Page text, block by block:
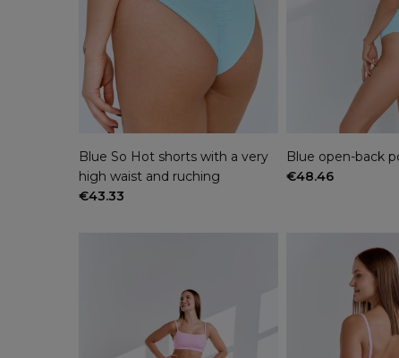
Blue So Hot shorts with a very
high waist and ruching
€43.33
Blue open-back
€48.46